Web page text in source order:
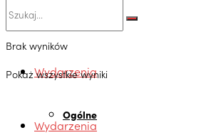
Brak wyników
Pokaż wszystkie wyniki
Wydarzenia
Ogólne
Wydarzenia